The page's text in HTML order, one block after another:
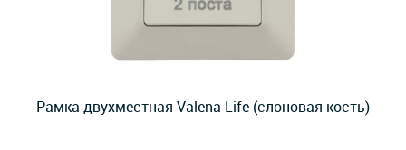
Рамка двухместная Valena Life (слоновая кость)